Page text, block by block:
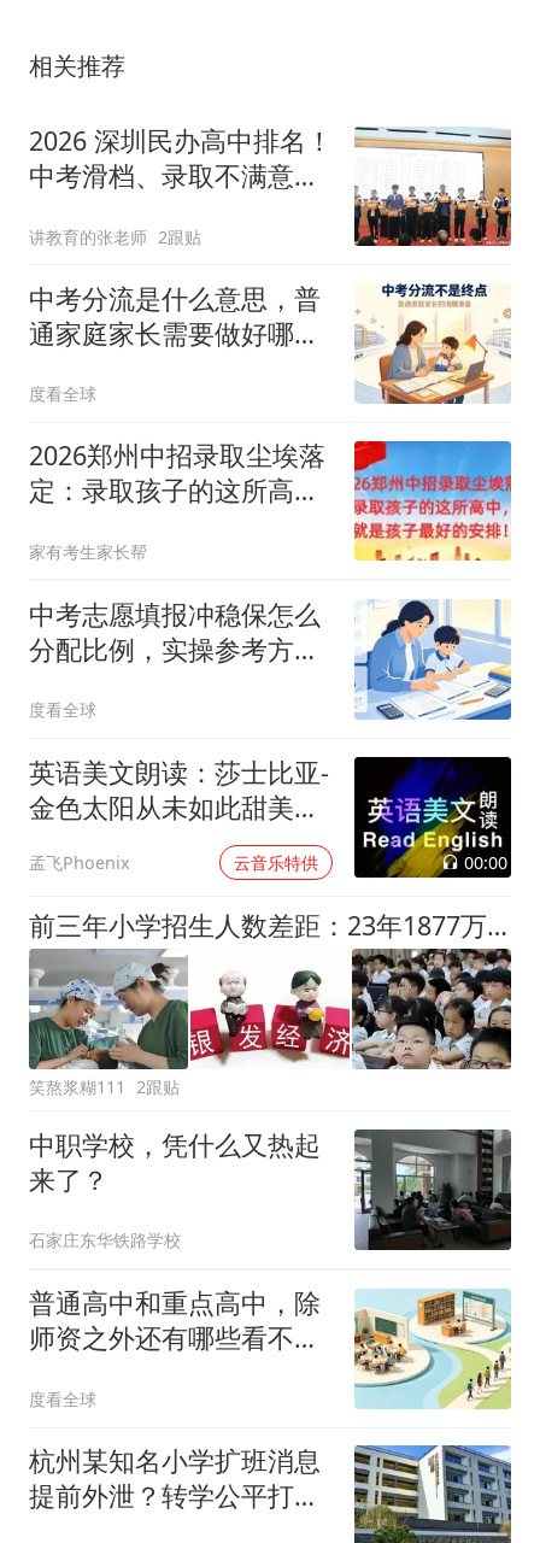
相关推荐
2026 深圳民办高中排名！
中考滑档、录取不满意，
讲教育的张老师 2跟贴
中考分流是什么意思，普
通家庭家长需要做好哪些
度看全球
2026郑州中招录取尘埃落
定：录取孩子的这所高
排！
家有考生家长帮
中考志愿填报冲稳保怎么
分配比例，实操参考方
度看全球
英语美文朗读：莎士比亚-
金色太阳从未如此甜美吻
孟飞Phoenix 云音乐特供 00:00
前三年小学招生人数差距：23年1877万，24年1616万，25年令人震惊
笑熬浆糊111 2跟贴
中职学校，凭什么又热起
来了？
石家庄东华铁路学校
普通高中和重点高中，除
师资之外还有哪些看不见
度看全球
杭州某知名小学扩班消息
提前外泄？转学公平打问